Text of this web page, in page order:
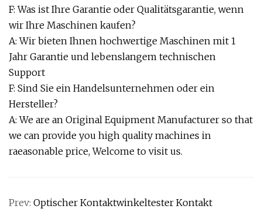
F: Was ist Ihre Garantie oder Qualitätsgarantie, wenn
wir Ihre Maschinen kaufen?
A: Wir bieten Ihnen hochwertige Maschinen mit 1
Jahr Garantie und lebenslangem technischen
Support
F: Sind Sie ein Handelsunternehmen oder ein
Hersteller?
A: We are an Original Equipment Manufacturer so that
we can provide you high quality machines in
raeasonable price, Welcome to visit us.
Prev: Optischer Kontaktwinkeltester Kontakt